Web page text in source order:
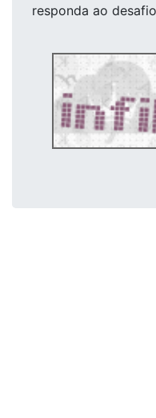
responda ao